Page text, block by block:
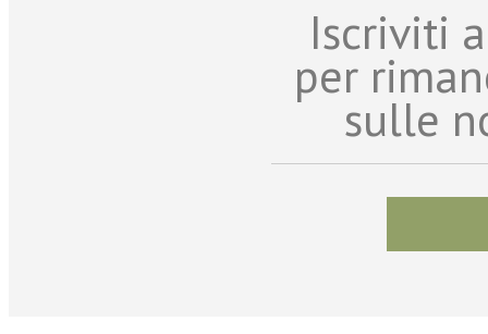
Iscriviti
per
sulle